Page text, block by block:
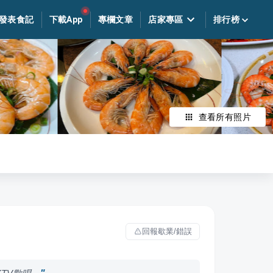
表食記 下載App 專欄文章 店家專區 排行榜
查看所有照片
回報歇業/錯誤